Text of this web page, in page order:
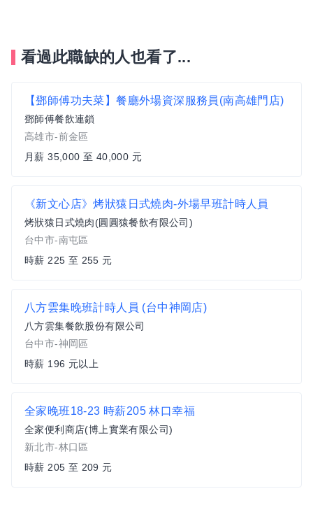
看過此職缺的人也看了...
【鄧師傅功夫菜】餐廳外場資深服務員(南高雄門店)
鄧師傅餐飲連鎖
高雄市-前金區
月薪 35,000 至 40,000 元
《新文心店》烤狀猿日式燒肉-外場早班計時人員
烤狀猿日式燒肉(圓圓猿餐飲有限公司)
台中市-南屯區
時薪 225 至 255 元
八方雲集晚班計時人員 (台中神岡店)
八方雲集餐飲股份有限公司
台中市-神岡區
時薪 196 元以上
全家晚班18-23 時薪205 林口幸福
全家便利商店(博上實業有限公司)
新北市-林口區
時薪 205 至 209 元